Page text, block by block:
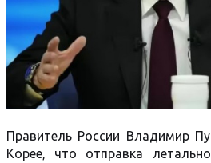
Правитель России Владимир
Корее, что отправка